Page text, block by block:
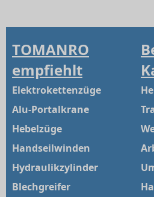
TOMANRO
empfiehlt
Elektrokettenzüge
Alu-Portalkrane
Hebelzüge
Handseilwinden
Hydraulikzylinder
Blechgreifer